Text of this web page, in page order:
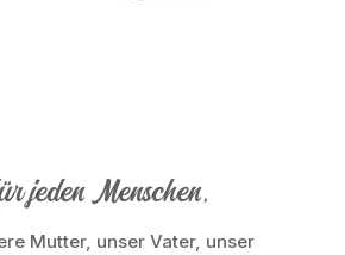
jeden Menschen,
Mutter, unser Vater, unser